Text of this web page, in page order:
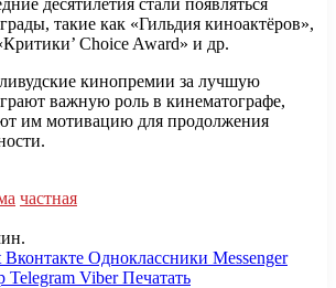
такие как «Гильдия киноактёров»,
Choice Award» и др.
кинопремии за лучшую
важную роль в кинематографе,
им мотивацию для продолжения
частная
Вконтакте Одноклассники Messenger
Telegram Viber Печатать